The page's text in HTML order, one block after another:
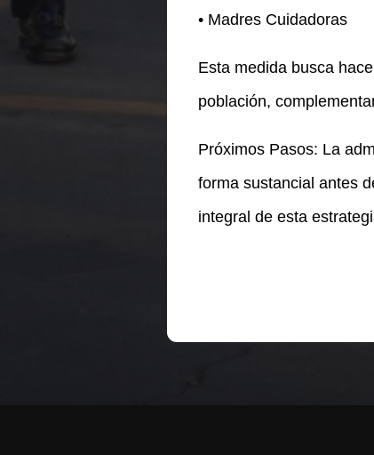
• Madres Cuidadoras
Esta medida busca
población,
Próximos Pasos: La
forma sustancial antes
integral de esta